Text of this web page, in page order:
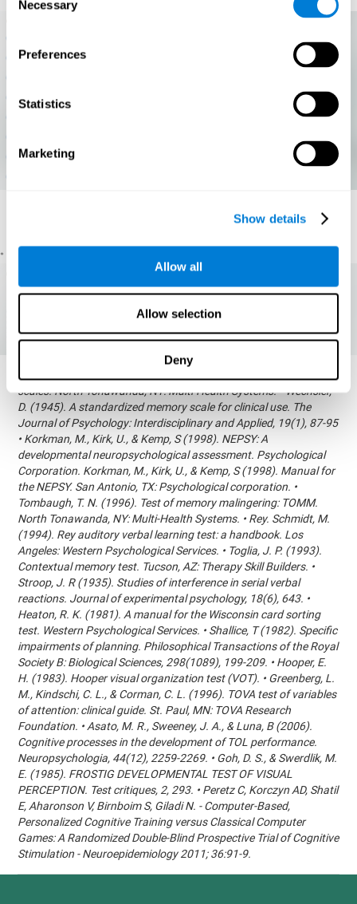
Selection
Necessary
Preferences
Statistics
Marketing
Show details
Allow all
Allow selection
Deny
，或以
獨立方式表現出每種認知能力的整體演變。
。
參考文獻:
scales. North Tonawanda, NY: Multi-Health Systems. • Wechsler,
D. (1945). A standardized memory scale for clinical use. The
Journal of Psychology: Interdisciplinary and Applied, 19(1), 87-95
• Korkman, M., Kirk, U., & Kemp, S (1998). NEPSY: A
developmental neuropsychological assessment. Psychological
Corporation. Korkman, M., Kirk, U., & Kemp, S (1998). Manual for
the NEPSY. San Antonio, TX: Psychological corporation. •
Tombaugh, T. N. (1996). Test of memory malingering: TOMM.
North Tonawanda, NY: Multi-Health Systems. • Rey. Schmidt, M.
(1994). Rey auditory verbal learning test: a handbook. Los
Angeles: Western Psychological Services. • Toglia, J. P. (1993).
Contextual memory test. Tucson, AZ: Therapy Skill Builders. •
Stroop, J. R (1935). Studies of interference in serial verbal
reactions. Journal of experimental psychology, 18(6), 643. •
Heaton, R. K. (1981). A manual for the Wisconsin card sorting
test. Western Psychological Services. • Shallice, T (1982). Specific
impairments of planning. Philosophical Transactions of the Royal
Society B: Biological Sciences, 298(1089), 199-209. • Hooper, E.
H. (1983). Hooper visual organization test (VOT). • Greenberg, L.
M., Kindschi, C. L., & Corman, C. L. (1996). TOVA test of variables
of attention: clinical guide. St. Paul, MN: TOVA Research
Foundation. • Asato, M. R., Sweeney, J. A., & Luna, B (2006).
Cognitive processes in the development of TOL performance.
Neuropsychologia, 44(12), 2259-2269. • Goh, D. S., & Swerdlik, M.
E. (1985). FROSTIG DEVELOPMENTAL TEST OF VISUAL
PERCEPTION. Test critiques, 2, 293. • Peretz C, Korczyn AD, Shatil
E, Aharonson V, Birnboim S, Giladi N. - Computer-Based,
Personalized Cognitive Training versus Classical Computer
Games: A Randomized Double-Blind Prospective Trial of Cognitive
Stimulation - Neuroepidemiology 2011; 36:91-9.